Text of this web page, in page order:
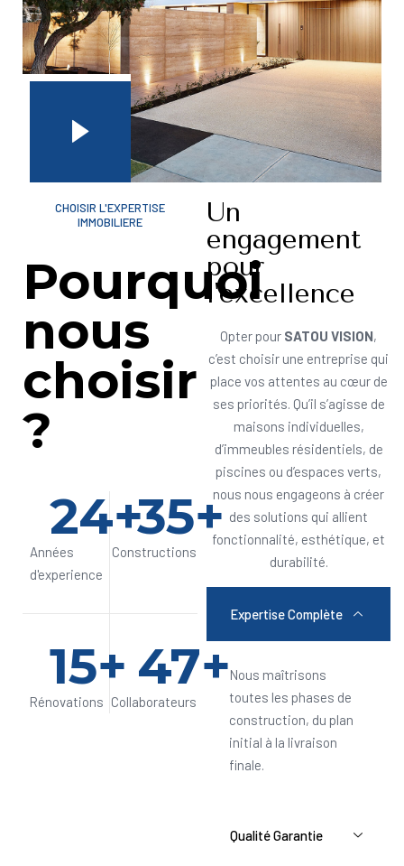
CHOISIR L'EXPERTISE
IMMOBILIERE
Pourquoi
nous
choisir
?
Années
d'experience
24+
Constructions
35+
Rénovations
15+
Collaborateurs
47+
Un
engagement
pour
l'excellence
Opter pour SATOU VISION,
c’est choisir une entreprise qui
place vos attentes au cœur de
ses priorités. Qu’il s’agisse de
maisons individuelles,
d’immeubles résidentiels, de
piscines ou d’espaces verts,
nous nous engageons à créer
des solutions qui allient
fonctionnalité, esthétique, et
durabilité.
Expertise Complète
Nous maîtrisons
toutes les phases de
construction, du plan
initial à la livraison
finale.
Qualité Garantie